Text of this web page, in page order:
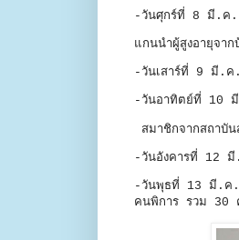
-วันศุกร์ที่ 8 มี.ค.
แกนนำผู้สูงอายุจา
-วันเสาร์ที่ 9 มี.ค.
-วันอาทิตย์ที่ 10 มี
สมาชิกจากสถาบัน
-วันอังคารที่ 12 มี
-วันพุธที่ 13 มี.ค.
คนพิการ รวม 30